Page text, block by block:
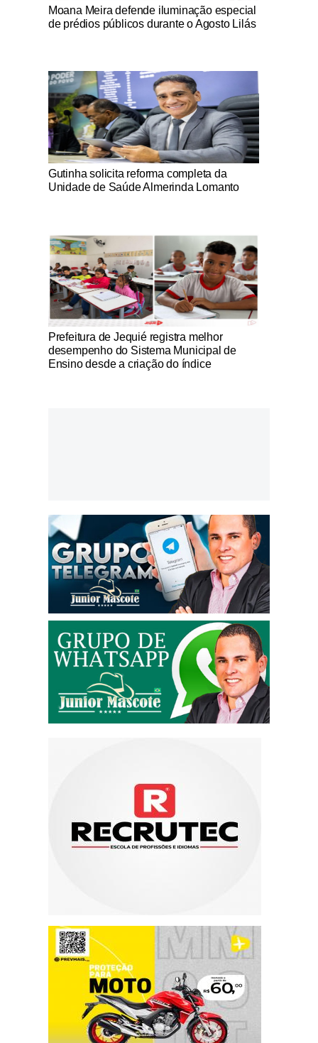
Notícias Católicas
Moana Meira defende iluminação especial
de prédios públicos durante o Agosto Lilás
Notícias Católicas
Gutinha solicita reforma completa da
Unidade de Saúde Almerinda Lomanto
Notícias Católicas
Prefeitura de Jequié registra melhor
desempenho do Sistema Municipal de
Ensino desde a criação do índice